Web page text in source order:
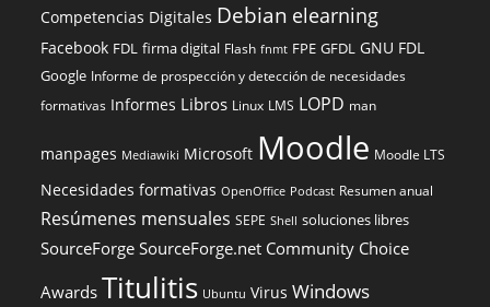
Competencias Digitales Debian elearning
Facebook FDL firma digital Flash fnmt FPE GFDL GNU FDL
Google Informe de prospección y detección de necesidades
formativas Informes Libros Linux LMS LOPD man
manpages Mediawiki Microsoft Moodle Moodle LTS
Necesidades formativas OpenOffice Podcast Resumen anual
Resúmenes mensuales SEPE Shell soluciones libres
SourceForge SourceForge.net Community Choice
Awards Titulitis Ubuntu Virus Windows